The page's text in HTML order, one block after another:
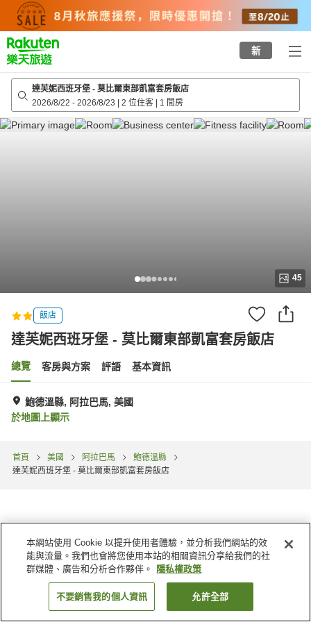
top
page
新
達芙妮西班牙堡 - 莫比爾東部凱富套房飯店
2026/8/22 - 2026/8/23 | 2 位住客 | 1 間房
45
飯店
達芙妮西班牙堡 - 莫比爾東部凱富套房飯店
總覽 客房與方案 評語 基本資訊
鮑德溫縣, 阿拉巴馬, 美國
於地圖上顯示
首頁 美國 阿拉巴馬
鮑德溫縣
達芙妮西班牙堡 - 莫比爾東部凱富套房飯店
找客房
本網站使用 Cookie 以提升使用者體驗，並分析我們網站的效
能與流量。我們也會將您使用本站的相關資訊分享給我們的社
群媒體、廣告和分析合作夥伴。
隱私權政策
不要銷售我的個人資訊 允許全部